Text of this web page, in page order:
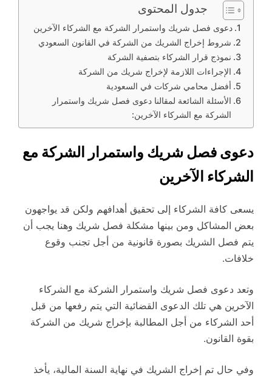
جدول المحتوى
دعوى فصل شريك واستمرار الشركة مع الشركاء الآخرين
شروط إخراج الشريك من الشركة في القانون السعودي
نموذج قرار الشركاء بتصفية الشركة
الإجراءات اللازمة لإخراج شريك من الشركة
أفضل محامي شركات في السعودية
الأسئلة الشائعة لمقالنا دعوى فصل شريك واستمرار
الشركة مع الشركاء الآخرين:
دعوى فصل شريك واستمرار الشركة مع
الشركاء الآخرين
يسعى كافة الشركاء إلى تحقيق أهدافهم ولكن قد يواجهون
بعض المشاكل ومن بينها مشكلة فصل شريك وهنا يجب أن
يتم فصل الشريك بصورة قانونية من أجل تجنب وقوع
خلافات.
وتعد دعوى فصل شريك واستمرار الشركة مع الشركاء
الآخرين هي تلك الدعوى القضائية التي يتم رفعها من قبل
أحد الشركاء من أجل المطالبة بإخراج شريك من الشركة
بقوة القانون.
وفي حال تم إخراج الشريك في نهاية السنة المالية، يأخذ